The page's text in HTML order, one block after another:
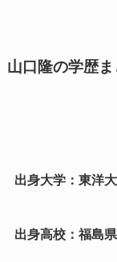
山口隆の学歴
出身大学：東洋
出身高校：福島